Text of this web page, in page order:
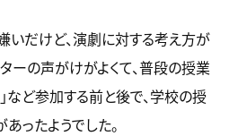
いだけど、演劇に対する考え方が
ターの声がけがよくて、普段の授業
など参加する前と後で、学校の授
ったようでした。